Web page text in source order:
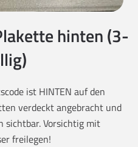
hinten (3-
ist HINTEN auf den
verdeckt angebracht und
sichtbar. Vorsichtig mit
freilegen!